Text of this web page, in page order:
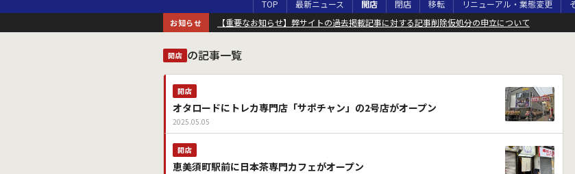
TOP 最新ニュース 開店 閉店 移転 リニューアル・業態変更
お知らせ 【重要なお知らせ】弊サイトの過去掲載記事に対する記事削除仮処分の申立について
開店 の記事一覧
開店
オタロードにトレカ専門店「サポチャン」の2号店がオープン
2025.05.05
開店
恵美須町駅前に日本茶専門カフェがオープン